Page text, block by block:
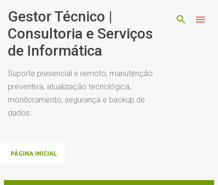
Pular para o conteúdo principal
Gestor Técnico |
Consultoria e Serviços
de Informática
Suporte presencial e remoto, manutenção
preventiva, atualização tecnológica,
monitoramento, segurança e backup de
dados.
PÁGINA INICIAL